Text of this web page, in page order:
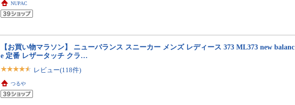
NUPAC
【お買い物マラソン】 ニューバランス スニーカー メンズ レディース 373 ML373 new balanc
e 定番 レザータッチ クラ…
レビュー(118件)
つるや